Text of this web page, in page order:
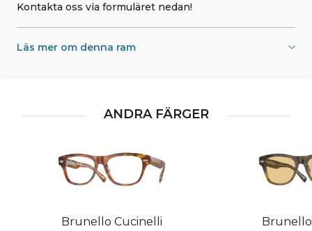
Kontakta oss via formuläret nedan!
Läs mer om denna ram
ANDRA FÄRGER
Brunello Cucinelli